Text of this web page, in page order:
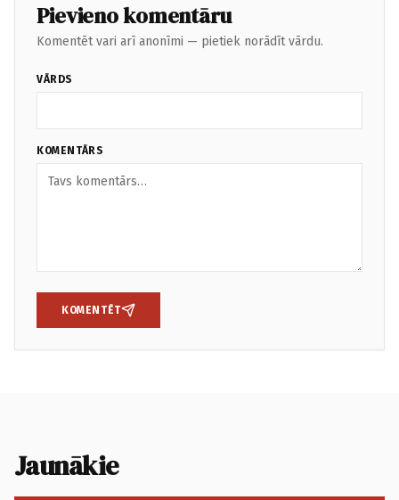
Pievieno komentāru
Komentēt vari arī anonīmi — pietiek norādīt vārdu.
VĀRDS
KOMENTĀRS
KOMENTĒT
Jaunākie